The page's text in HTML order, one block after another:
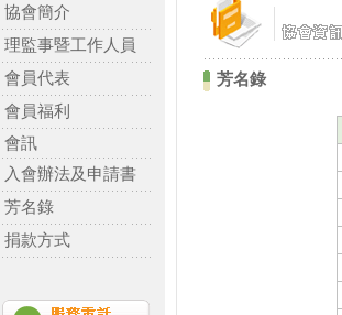
協會簡介
理監事暨工作人員
會員代表
會員福利
會訊
入會辦法及申請書
芳名錄
捐款方式
芳名錄